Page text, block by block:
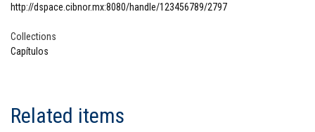
http://dspace.cibnor.mx:8080/handle/123456789/2797
Collections
Capítulos
Related items